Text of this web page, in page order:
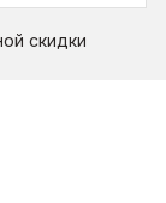
скидки